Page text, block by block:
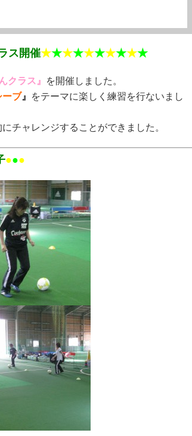
ス開催★★★★★★★★★★
クラス』
を開催しました。
ーブ』
をテーマに楽しく練習を行ないまし
チャレンジすることができました。
●●●